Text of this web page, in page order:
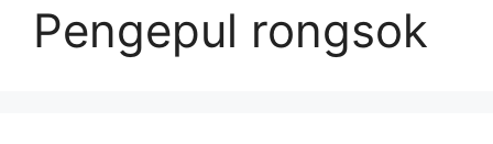
Pengepul rongsok